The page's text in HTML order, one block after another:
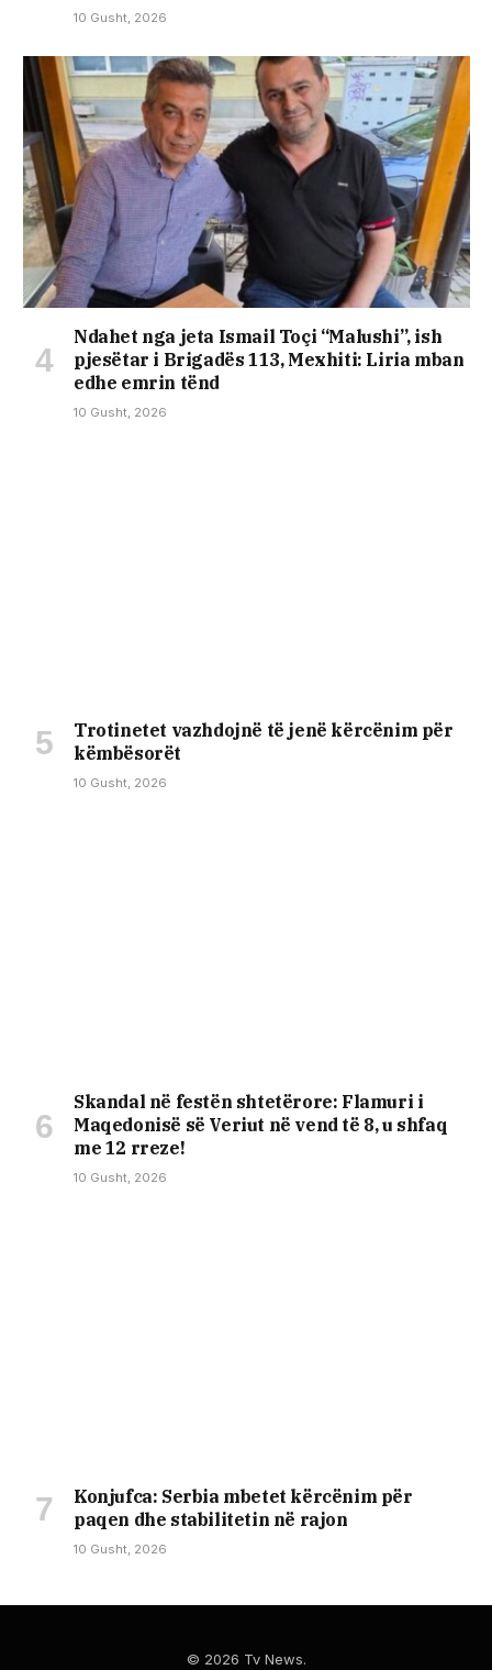
10 Gusht, 2026
Ndahet nga jeta Ismail Toçi “Malushi”, ish
pjesëtar i Brigadës 113, Mexhiti: Liria mban
edhe emrin tënd
10 Gusht, 2026
Trotinetet vazhdojnë të jenë kërcënim për
këmbësorët
10 Gusht, 2026
Skandal në festën shtetërore: Flamuri i
Maqedonisë së Veriut në vend të 8, u shfaq
me 12 rreze!
10 Gusht, 2026
Konjufca: Serbia mbetet kërcënim për
paqen dhe stabilitetin në rajon
10 Gusht, 2026
© 2026 Tv News.